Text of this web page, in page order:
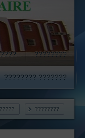
????????
??????? ????????
????????